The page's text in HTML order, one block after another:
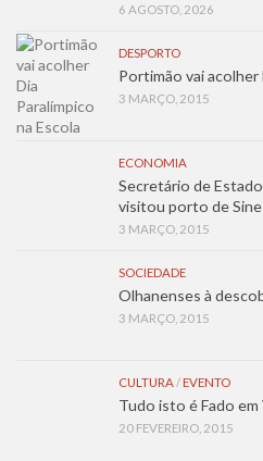
6 AGOSTO, 2026
DESPORTO
Portimão vai acolher
3 MARÇO, 2015
ECONOMIA
Secretário de
visitou porto de
3 MARÇO, 2015
SOCIEDADE
Olhanenses à
3 MARÇO, 2015
CULTURA/ EVENTO
Tudo isto é Fado
20 FEVEREIRO, 2015